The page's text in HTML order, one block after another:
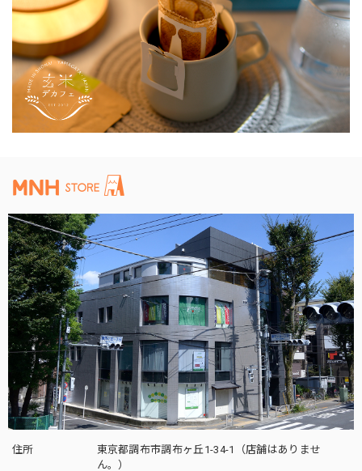
住所
東京都調布市調布ヶ丘1-34-1（店舗はありませ
ん。）